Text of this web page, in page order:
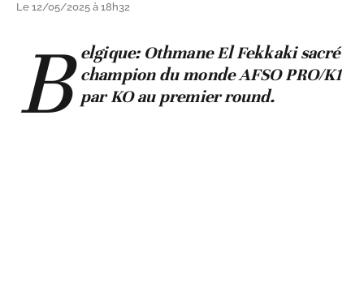
Le 12/05/2025 à 18h32
B elgique: Othmane El Fekkaki sacré
champion du monde AFSO PRO/K1
par KO au premier round.